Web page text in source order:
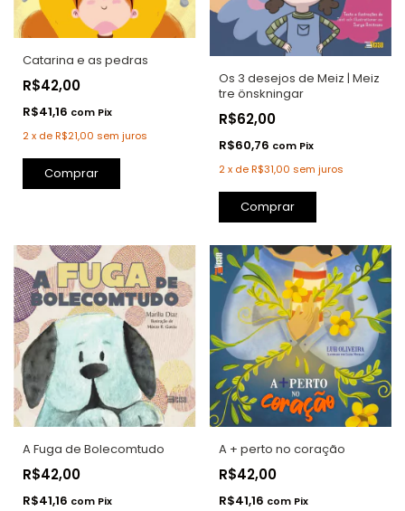
Catarina e as pedras
R$42,00
R$41,16 com Pix
2x deR$21,00 sem juros
Comprar
Os 3 desejos de Meiz | Meiz
tre önskningar
R$62,00
R$60,76 com Pix
2 x deR$31,00 sem juros
Comprar
A Fuga de Bolecomtudo
R$42,00
R$41,16 com Pix
A + perto no coração
R$42,00
R$41,16 com Pix